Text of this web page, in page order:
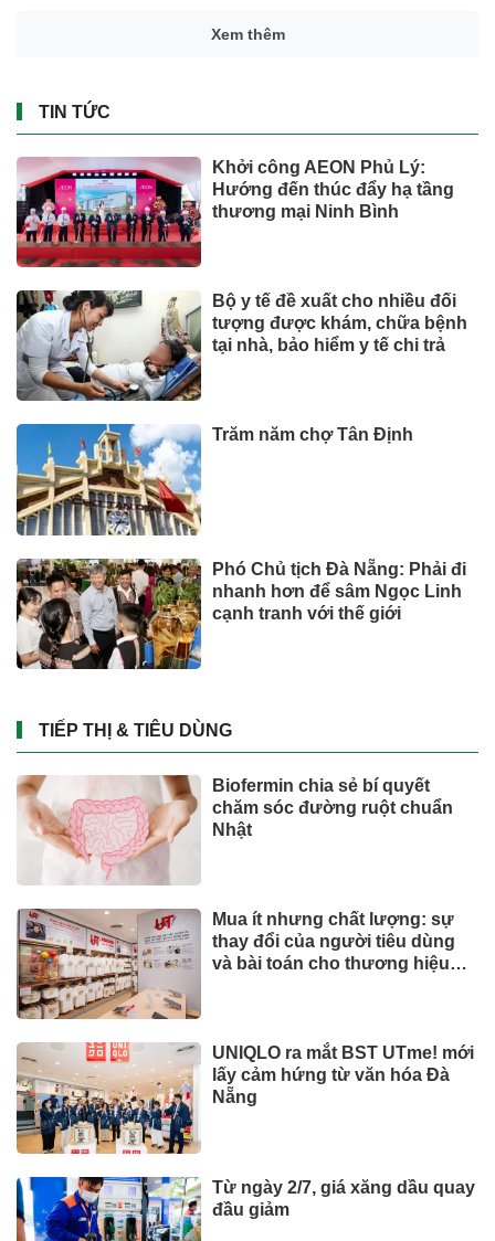
Xem thêm
TIN TỨC
Khởi công AEON Phủ Lý:
Hướng đến thúc đẩy hạ tầng
thương mại Ninh Bình
Bộ y tế đề xuất cho nhiều đối
tượng được khám, chữa bệnh
tại nhà, bảo hiểm y tế chi trả
Trăm năm chợ Tân Định
Phó Chủ tịch Đà Nẵng: Phải đi
nhanh hơn để sâm Ngọc Linh
cạnh tranh với thế giới
TIẾP THỊ & TIÊU DÙNG
Biofermin chia sẻ bí quyết
chăm sóc đường ruột chuẩn
Nhật
Mua ít nhưng chất lượng: sự
thay đổi của người tiêu dùng
và bài toán cho thương hiệu
UNIQLO ra mắt BST UTme! mới
lấy cảm hứng từ văn hóa Đà
Nẵng
Từ ngày 2/7, giá xăng dầu quay
đầu giảm